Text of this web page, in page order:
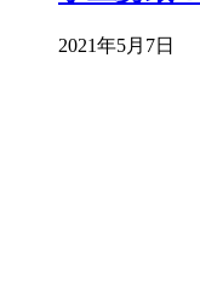
2021年5月7日